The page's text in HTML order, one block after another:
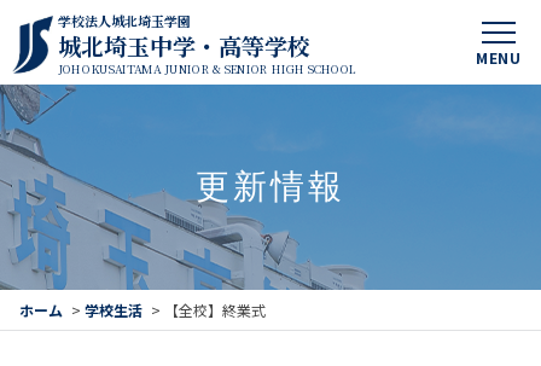
MENU
学校法人城北埼玉学園
城北埼玉中学・高等学校
JOHOKUSAITAMA JUNIOR & SENIOR HIGH SCHOOL
更新情報
ホーム > 学校生活 > 【全校】終業式